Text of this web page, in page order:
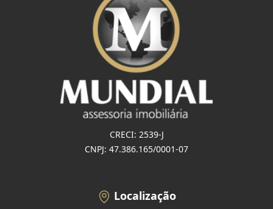
CRECI: 2539-J
CNPJ: 47.386.165/0001-07
Localização